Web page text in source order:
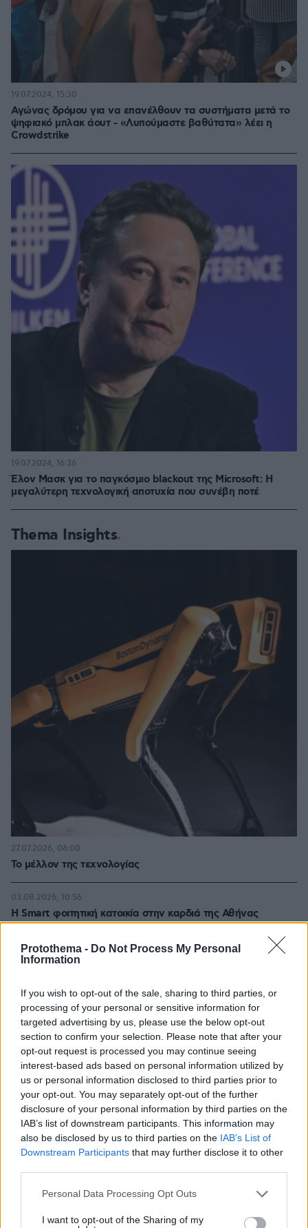
Protothema - Do Not Process My Personal
Information
If you wish to opt-out of the sale, sharing to third parties, or
processing of your personal or sensitive information for
targeted advertising by us, please use the below opt-out
section to confirm your selection. Please note that after your
opt-out request is processed you may continue seeing
interest-based ads based on personal information utilized by
us or personal information disclosed to third parties prior to
your opt-out. You may separately opt-out of the further
disclosure of your personal information by third parties on the
IAB’s list of downstream participants. This information may
also be disclosed by us to third parties on the IAB’s List of
Downstream Participants that may further disclose it to other
Please note that this website/app uses one or more Google
not limited to your visit or usage behaviour. You may click to
Personal Data Processing Opt Outs
I want to opt-out of the Sharing of my
Αγώνας δρόμου για να επανέλθουν τα συστήματα μετά το
ψηφιακό μπλακ άουτ - «Λυπούμαστε βαθύτατα» λέει η
Crowdstrike
19.07.2024, 15:30
Έλον Μασκ για το παγκόσμιο blackout της Microsoft: Η
μεγαλύτερη τεχνολογική αποτυχία που συνέβη ποτέ
19.07.2024, 16:36
Thema Insights
Το μέλλον της τεχνολογίας
27.07.2026, 06:00
Η Smart φοιτητική κατοικία στην καρδιά της Αθήνας
03.08.2026, 10:56
Επαγγελματική Εκπαίδευση & Εξειδίκευση: Το Mοντέλο που
26.07.2026, 09:54
ΡΟΗ ΕΙΔΗΣΕΩΝ
Ειδήσεις Δημοφιλή Σχολιασμένα
Είδατε σαμιαμίδι στο σπίτι σας; Γιατί δεν πρέπει να το
σκοτώσετε
πριν 6 λεπτά
Αποκαλύφθηκε η αιτία θανάτου του 29χρονου πρώην
NBAer Μπράντον Κλαρκ
πριν 7 λεπτά
Όλες οι επιλογές
πριν 18 λεπτά